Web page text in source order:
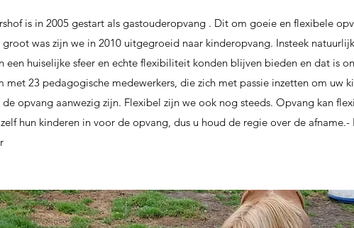
is in 2005 gestart als gastouderopvang . Dit om goeie en flexibele
groot was zijn we in 2010 uitgegroeid naar kinderopvang. Insteek
een huiselijke sfeer en echte flexibiliteit konden blijven bieden en dat is
met 23 pedagogische medewerkers, die zich met passie inzetten om uw
de opvang aanwezig zijn. Flexibel zijn we ook nog steeds. Opvang kan
hun kinderen in voor de opvang, dus u houd de regie over de